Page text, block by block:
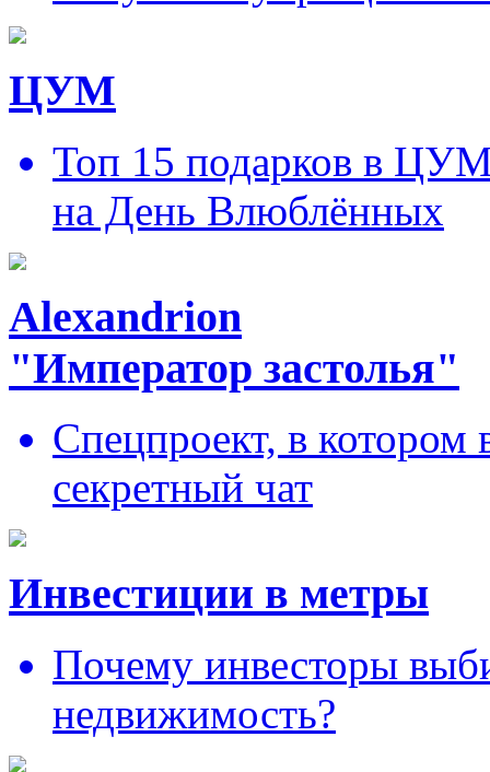
ЦУМ
Топ 15 подарков в
на День Влюблённых
Alexandrion
"Император застолья"
Спецпроект, в котором
секретный чат
Инвестиции в метры
Почему инвесторы
недвижимость?